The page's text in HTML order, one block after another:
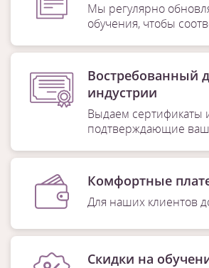
Мы регулярно
обучения, чтобы
Востребованный
индустрии
Выдаем сертификаты
подтверждающие
Комфортные
Для наших клиентов
Скидки на